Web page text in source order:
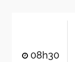
08h30